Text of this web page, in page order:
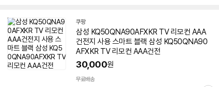
쿠팡
삼성 KQ50QNA90AFXKR TV 리모컨 AAA
건전지 사용 스마트 블랙 삼성 KQ50QNA90
AFXKR TV 리모컨 AAA건전
30,000원
무료배송